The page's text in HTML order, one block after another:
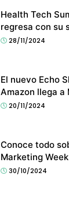
Health Tech
regresa con su
28/11/2024
El nuevo Echo
Amazon llega a
20/11/2024
Conoce todo
Marketing
30/10/2024